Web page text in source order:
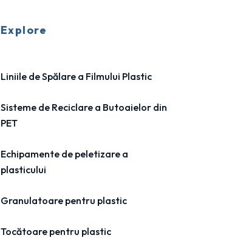
Explore
Liniile de Spălare a Filmului Plastic
Sisteme de Reciclare a Butoaielor din
PET
Echipamente de peletizare a
plasticului
Granulatoare pentru plastic
Tocătoare pentru plastic